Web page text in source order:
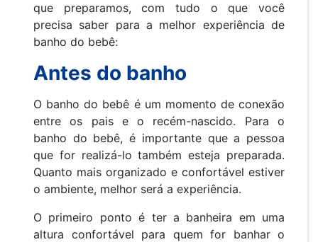
que preparamos, com tudo o que você
precisa saber para a melhor experiência de
banho do bebê:
Antes do banho
O banho do bebê é um momento de conexão
entre os pais e o recém-nascido. Para o
banho do bebê, é importante que a pessoa
que for realizá-lo também esteja preparada.
Quanto mais organizado e confortável estiver
o ambiente, melhor será a experiência.
O primeiro ponto é ter a banheira em uma
altura confortável para quem for banhar o